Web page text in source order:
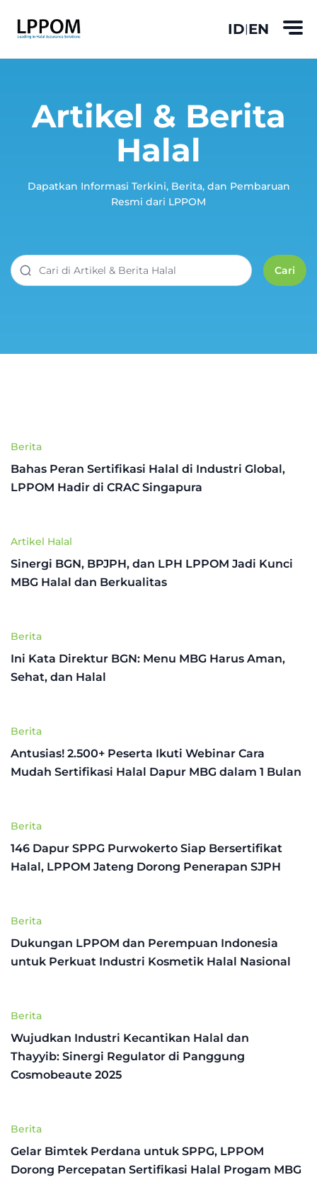
ID|EN
Artikel & Berita
Halal
Dapatkan Informasi Terkini, Berita, dan Pembaruan
Resmi dari LPPOM
Cari
Berita
Bahas Peran Sertifikasi Halal di Industri Global,
LPPOM Hadir di CRAC Singapura
Artikel Halal
Sinergi BGN, BPJPH, dan LPH LPPOM Jadi Kunci
MBG Halal dan Berkualitas
Berita
Ini Kata Direktur BGN: Menu MBG Harus Aman,
Sehat, dan Halal
Berita
Antusias! 2.500+ Peserta Ikuti Webinar Cara
Mudah Sertifikasi Halal Dapur MBG dalam 1 Bulan
Berita
146 Dapur SPPG Purwokerto Siap Bersertifikat
Halal, LPPOM Jateng Dorong Penerapan SJPH
Berita
Dukungan LPPOM dan Perempuan Indonesia
untuk Perkuat Industri Kosmetik Halal Nasional
Berita
Wujudkan Industri Kecantikan Halal dan
Thayyib: Sinergi Regulator di Panggung
Cosmobeaute 2025
Berita
Gelar Bimtek Perdana untuk SPPG, LPPOM
Dorong Percepatan Sertifikasi Halal Progam MBG